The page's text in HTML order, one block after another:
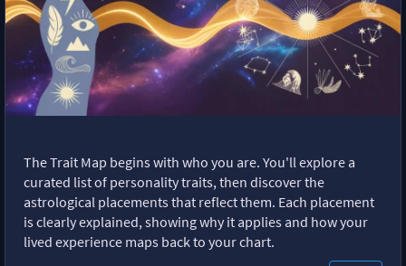
The Trait Map begins with who you are. You'll explore a
curated list of personality traits, then discover the
astrological placements that reflect them. Each placement
is clearly explained, showing why it applies and how your
lived experience maps back to your chart.